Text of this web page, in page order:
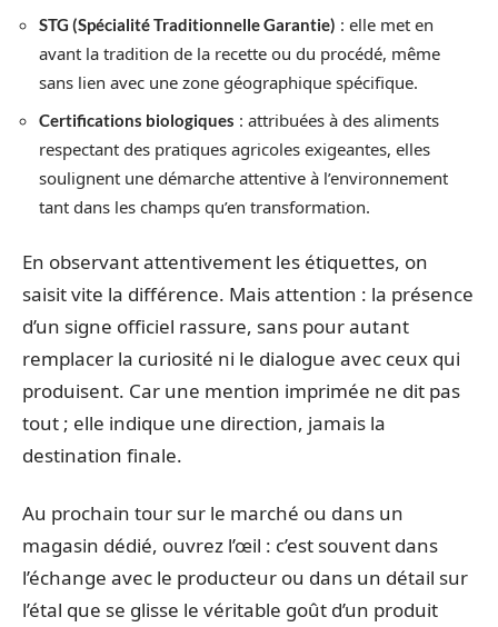
STG (Spécialité Traditionnelle Garantie) : elle met en
avant la tradition de la recette ou du procédé, même
sans lien avec une zone géographique spécifique.
Certifications biologiques : attribuées à des aliments
respectant des pratiques agricoles exigeantes, elles
soulignent une démarche attentive à l’environnement
tant dans les champs qu’en transformation.
En observant attentivement les étiquettes, on
saisit vite la différence. Mais attention : la présence
d’un signe officiel rassure, sans pour autant
remplacer la curiosité ni le dialogue avec ceux qui
produisent. Car une mention imprimée ne dit pas
tout ; elle indique une direction, jamais la
destination finale.
Au prochain tour sur le marché ou dans un
magasin dédié, ouvrez l’œil : c’est souvent dans
l’échange avec le producteur ou dans un détail sur
l’étal que se glisse le véritable goût d’un produit